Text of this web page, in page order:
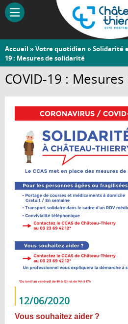
Aller
contenu
Thierry
Vous
êtes
ici
Accueil »Votre quotidien »Solidarité
19 : Mesures de solidarité
COVID-19 :
12/06/2020
Vous souhaitez aider ?